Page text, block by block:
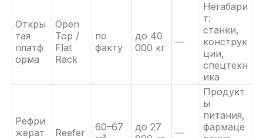
Откры
тая
платф
орма
Open
Top /
Flat
Rack
по
факту
до 40
000 кг
—
Негабари
т:
станки,
конструк
ции,
спецтехн
ика
Рефри
жерат
Reefer
60–67
до 27
—
Продукт
ы
питания,
фармаце